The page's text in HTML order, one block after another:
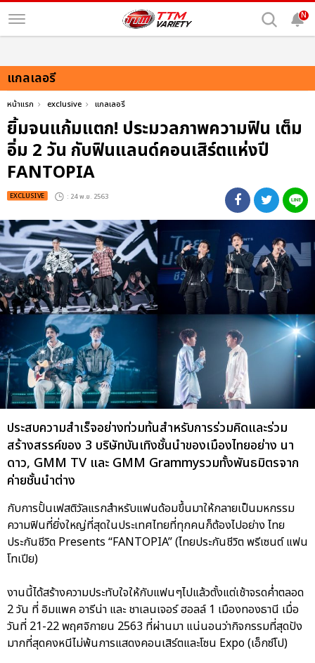
N
แกลเลอรี
หน้าแรก exclusive แกลเลอรี
ยิ้มจนแก้มแตก! ประมวลภาพความฟิน เต็ม
อิ่ม 2 วัน กับฟินแลนด์คอนเสิร์ตแห่งปี
FANTOPIA
EXCLUSIVE : 24 พ.ย. 2563
ประสบความสำเร็จอย่างท่วมท้นสำหรับการร่วมคิดและร่วม
สร้างสรรค์ของ 3 บริษัทบันเทิงชั้นนำของเมืองไทยอย่าง นา
ดาว, GMM TV และ GMM Grammyรวมทั้งพันธมิตรจาก
ค่ายชั้นนำต่าง
กับการปั้นเฟสติวัลแรกสำหรับแฟนด้อมขึ้นมาให้กลายเป็นมหกรรม
ความฟินที่ยิ่งใหญ่ที่สุดในประเทศไทยที่ทุกคนก็ต้องไปอย่าง ไทย
ประกันชีวิต Presents “FANTOPIA” (ไทยประกันชีวิต พรีเซนต์ แฟน
โทเปีย)
งานนี้ได้สร้างความประทับใจให้กับแฟนๆไปแล้วตั้งแต่เช้าจรดค่ำตลอด
2 วัน ที่ อิมแพค อารีน่า และ ชาเลนเจอร์ ฮอลล์ 1 เมืองทองธานี เมื่อ
วันที่ 21-22 พฤศจิกายน 2563 ที่ผ่านมา แน่นอนว่ากิจกรรมที่สุดปัง
มากที่สุดคงหนีไม่พ้นการแสดงคอนเสิร์ตและโซน Expo (เอ็กซ์โป)